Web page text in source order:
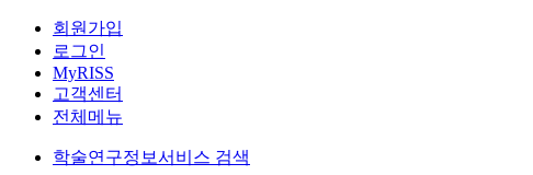
회원가입
로그인
MyRISS
고객센터
전체메뉴
학술연구정보서비스 검색